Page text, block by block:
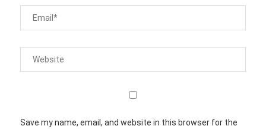
Save my name, email, and website in this browser for the